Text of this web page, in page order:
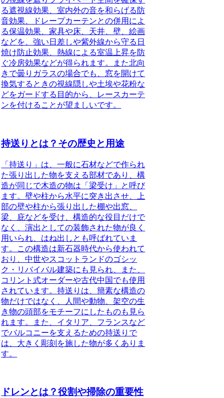
る遮視線効果、室内外の音を和らげる防
音効果、ドレープカーテンとの併用によ
る保温効果、家具や床、天井、壁、絵画
などを、強い日差しや紫外線から守る日
焼け防止効果、熱線による室温上昇を防
ぐ冷房効果などが得られます。また北向
きで曇りガラスの場合でも、窓を開けて
換気するときの視線隠しや土埃や花粉な
どをガードする目的から、レースカーテ
ンを付けることが望ましいです。
持送りとは？その歴史と用途
「持送り」は、一般に石材などで作られ
た張り出した物を支える部材であり、構
造が同じで木造の物は「梁受け」と呼び
ます。壁や柱から水平に突き出させ、上
部の壁や柱から張り出した棚や出窓、
梁、庇などを受け、構造的な役目だけで
なく、演出としての装飾された物が良く
用いられ、はね出しとも呼ばれていま
す。この構造は新石器時代から使われて
おり、中世やスコットランドのゴシッ
ク・リバイバル建築にも見られ、また、
コリント式オーダーや古代中国でも使用
されています。持送りは、簡素な構造の
物だけではなく、人間や動物、架空の生
き物の頭部をモチーフにしたものも見ら
れます。また、イタリア、フランスなど
でバルコニーを支えるための持送りで
は、大きく彫刻を施した物が多くありま
す。
ドレンとは？役割や掃除の重要性